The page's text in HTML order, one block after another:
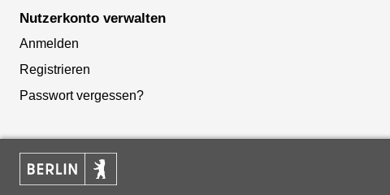
Nutzerkonto verwalten
Anmelden
Registrieren
Passwort vergessen?